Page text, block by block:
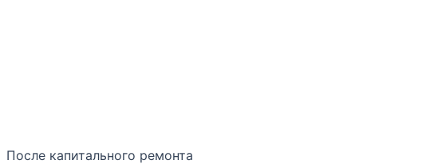
После капитального ремонта